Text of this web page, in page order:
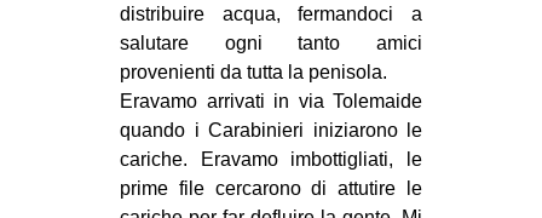
distribuire acqua, fermandoci a
salutare ogni tanto amici
provenienti da tutta la penisola.
Eravamo arrivati in via Tolemaide
quando i Carabinieri iniziarono le
cariche. Eravamo imbottigliati, le
prime file cercarono di attutire le